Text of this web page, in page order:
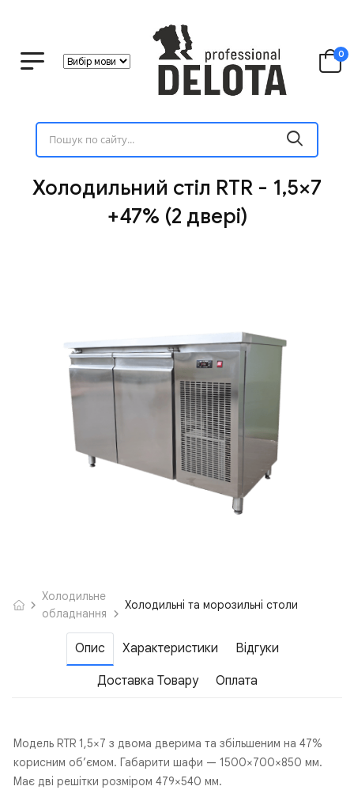
0
Холодильний стіл RTR - 1,5×7
+47% (2 двері)
Холодильне
обладнання
Холодильні та морозильні столи
Опис Характеристики Відгуки
Доставка Товару Оплата
Модель RTR 1,5×7 з двома дверима та збільшеним на 47%
корисним об’ємом. Габарити шафи — 1500×700×850 мм.
Має дві решітки розміром 479×540 мм.